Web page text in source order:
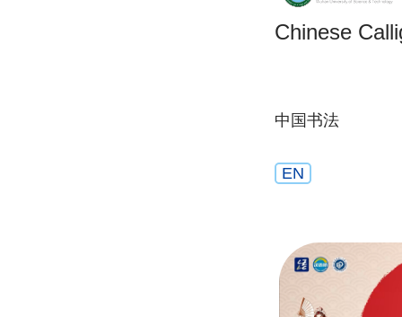
Chinese
中国书法
EN